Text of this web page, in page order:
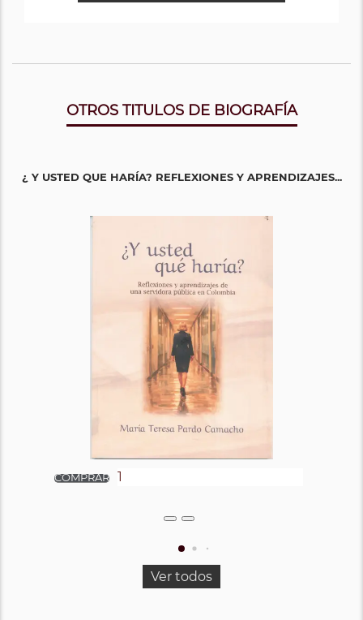
OTROS TITULOS DE BIOGRAFÍA
¿ Y USTED QUE HARÍA? REFLEXIONES Y APRENDIZAJES...
Ver todos